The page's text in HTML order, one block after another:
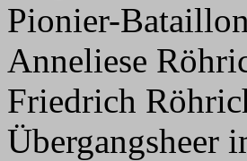
Pionier-
Anneliese
Friedrich
Übergangsheer